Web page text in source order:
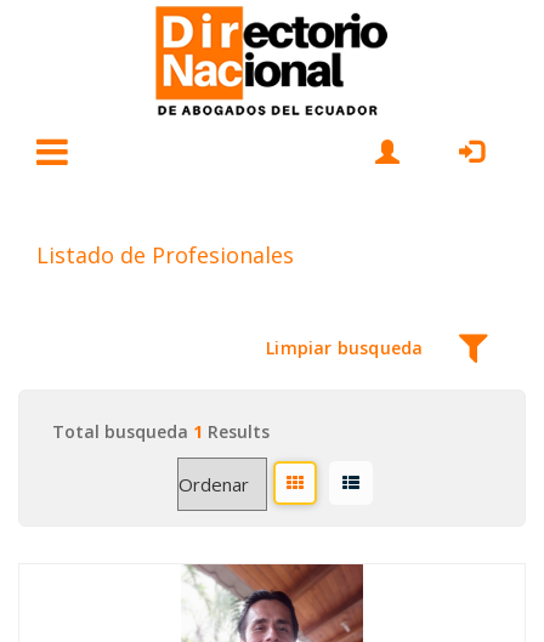
Listado de Profesionales
Limpiar busqueda
Total busqueda 1 Results